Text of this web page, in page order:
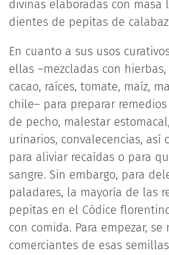
divinas elaboradas con masa
dientes de pepitas de
En cuanto a sus usos
ellas –mezcladas con
cacao, raíces, tomate, maíz,
chile– para preparar
de pecho, malestar
urinarios, convalecencias, así
para aliviar recaídas o para
sangre. Sin embargo, para
paladares, la mayoría de las
pepitas en el Códice
con comida. Para empezar,
comerciantes de esas